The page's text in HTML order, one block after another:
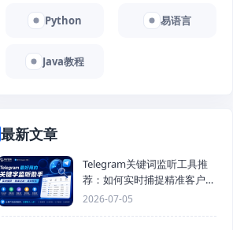
Python 易语言
Java教程
最新文章
Telegram关键词监听工具推
荐：如何实时捕捉精准客户，
提高获客效率？
2026-07-05